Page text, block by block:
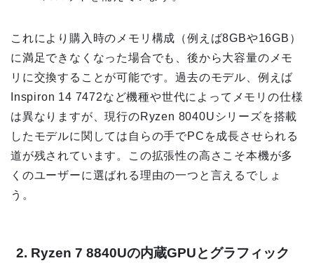
これにより購入時のメモリ構成（例えば8GBや16GB）
に満足できなくなった場合でも、後から大容量のメモ
リに交換することが可能です。過去のモデル、例えば
Inspiron 14 7472など機種や世代によってメモリの仕様
は異なりますが、現行のRyzen 8040Uシリーズを搭載
したモデルに関しては自らの手でPCを成長させられる
道が残されています。この拡張性の高さこそ本機が多
くのユーザーに選ばれる理由の一つと言えるでしょ
う。
2. Ryzen 7 8840Uの内蔵GPUとグラフィック